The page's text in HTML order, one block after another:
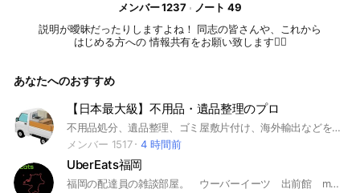
メンバー 1237
ノート 49
説明が曖昧だったりしますよね！ 同志の皆さんや、これから
はじめる方への 情報共有をお願い致します🙇‍♂️
あなたへのおすすめ
【日本最大級】不用品・遺品整理のプロ
不用品処分、遺品整理、ゴミ屋敷片付け、海外輸出などをやっている専門業者のコミュニティー。近くの方が繋がったり、いろんな情報を共有できたらと思います。 #不用品回収 #不用品処分 #遺品整理 #ゴミ屋敷 #ゴミ片付け #片付け #便利屋 #不用品 #輸出 #輸出ビジネス #買い取り #産業廃棄物 #生前整理 #粗大ごみ #リサイクル #リユース #断捨離 #引越し片付け #家財整理 #残置物撤去 #空き家整理 #特殊清掃 #廃品回収 #古物商 #無料回収 #家電回収 #エアコン回収 #買取強化 #一軒家丸ごと #大量処分 #解体前片付け #孤独死 #事故物件 #ゴミ屋敷清掃 #個人事業主 #自営業 #一人親方 #フリーランス #副業 #複業 #脱サラ #独立 #起業 #開業準備 #起業準備 #独立志望
メンバー 1517
4 時間前
UberEats福岡
福岡の配達員の雑談部屋。 ウーバーイーツ 出前館 menu wolt ウォルト フードデリバリー uber eats